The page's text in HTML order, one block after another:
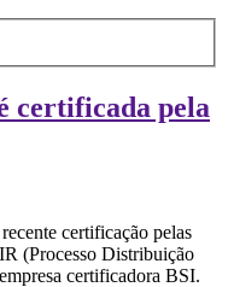
certificada pela
certificação pelas
(Processo Distribuição
certificadora BSI.